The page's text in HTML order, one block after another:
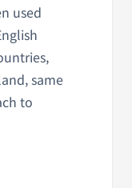
used
same
to